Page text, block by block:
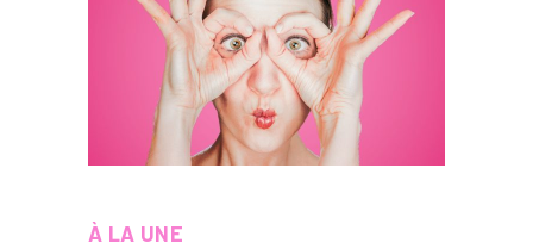
À LA UNE